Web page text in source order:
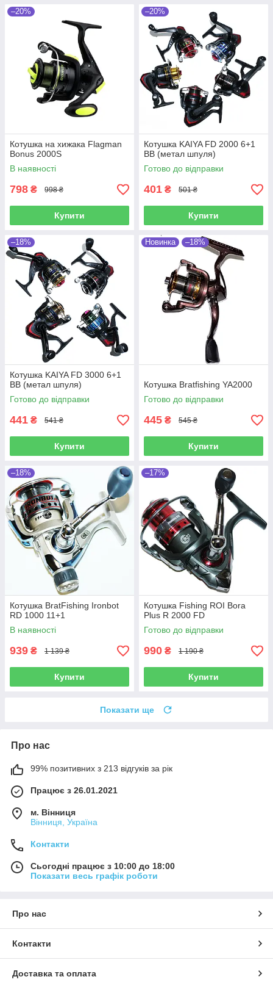
–20%
Котушка на хижака Flagman
Bonus 2000S
В наявності
798 ₴ 998 ₴
Купити
–20%
Котушка KAIYA FD 2000 6+1
BB (метал шпуля)
Готово до відправки
401 ₴ 501 ₴
Купити
–18%
Котушка KAIYA FD 3000 6+1
BB (метал шпуля)
Готово до відправки
441 ₴ 541 ₴
Купити
Новинка –18%
Котушка Bratfishing YA2000
Готово до відправки
445 ₴ 545 ₴
Купити
–18%
Котушка BratFishing Ironbot
RD 1000 11+1
В наявності
939 ₴ 1 139 ₴
Купити
–17%
Котушка Fishing ROI Bora
Plus R 2000 FD
Готово до відправки
990 ₴ 1 190 ₴
Купити
Показати ще
Про нас
99% позитивних з 213 відгуків за рік
Працює з 26.01.2021
м. Вінниця
Вінниця, Україна
Контакти
Сьогодні працює з 10:00 до 18:00
Показати весь графік роботи
Про нас
Контакти
Доставка та оплата